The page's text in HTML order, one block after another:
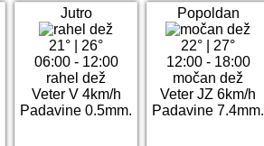
Jutro
21°
26°
06:00 - 12:00
rahel dež
Veter V 4km/h
Padavine 0.5mm.
Popoldan
22°
27°
12:00 - 18:00
močan dež
Veter JZ 6km/h
Padavine 7.4mm.